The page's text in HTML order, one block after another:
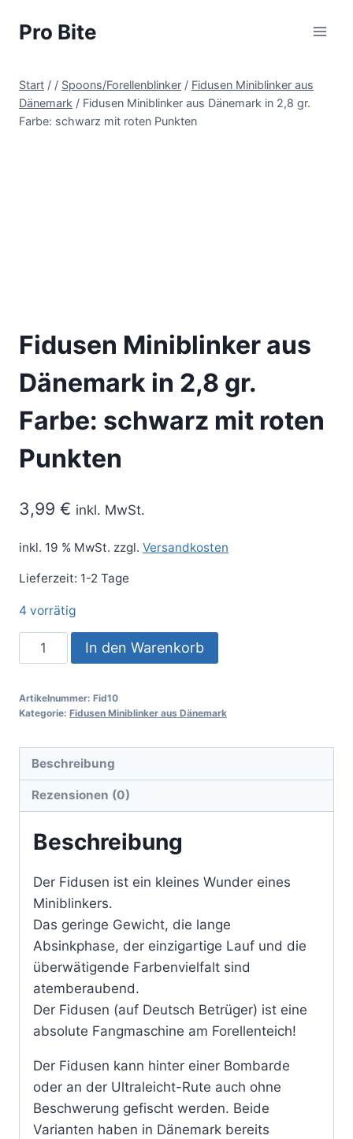
Pro Bite
Start / / Spoons/Forellenblinker / Fidusen Miniblinker aus
Dänemark / Fidusen Miniblinker aus Dänemark in 2,8 gr.
Farbe: schwarz mit roten Punkten
Fidusen Miniblinker aus
Dänemark in 2,8 gr.
Farbe: schwarz mit roten
Punkten
3,99 € inkl. MwSt.
inkl. 19 % MwSt. zzgl. Versandkosten
Lieferzeit: 1-2 Tage
4 vorrätig
In den Warenkorb
Artikelnummer: Fid10
Kategorie: Fidusen Miniblinker aus Dänemark
Beschreibung
Rezensionen (0)
Beschreibung
Der Fidusen ist ein kleines Wunder eines
Miniblinkers.
Das geringe Gewicht, die lange
Absinkphase, der einzigartige Lauf und die
überwätigende Farbenvielfalt sind
atemberaubend.
Der Fidusen (auf Deutsch Betrüger) ist eine
absolute Fangmaschine am Forellenteich!
Der Fidusen kann hinter einer Bombarde
oder an der Ultraleicht-Rute auch ohne
Beschwerung gefischt werden. Beide
Varianten haben in Dänemark bereits